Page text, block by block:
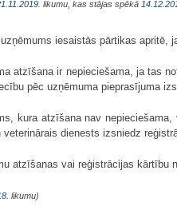
. likumu, kas stājas spēkā
iesaistās pārtikas apritē,
atzīšana ir nepieciešama, ja tas
pēc uzņēmuma pieprasījuma
kura atzīšana nav
dienests izsniedz
atzīšanas vai reģistrācijas kārtību
. likumu)